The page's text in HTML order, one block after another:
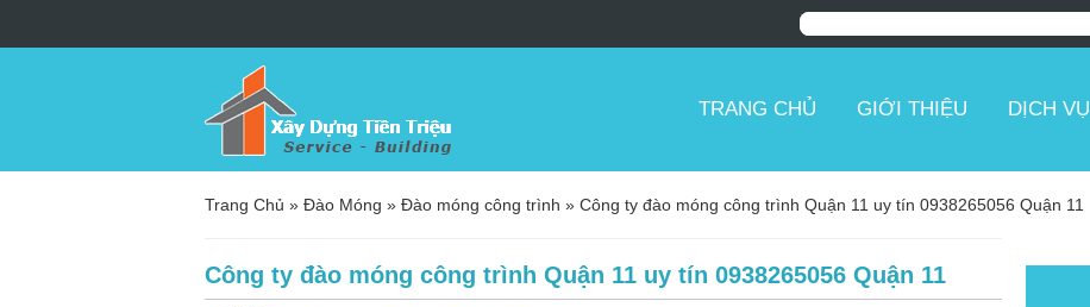
TRANG CHỦ GIỚI THIỆU DỊCH VỤ
Trang Chủ » Đào Móng » Đào móng công trình » Công ty đào móng công trình Quận 11 uy tín 0938265056 Quận 11
Công ty đào móng công trình Quận 11 uy tín 0938265056 Quận 11